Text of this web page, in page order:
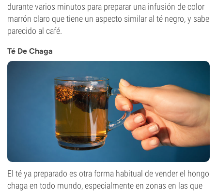
durante varios minutos para preparar una infusión de color
marrón claro que tiene un aspecto similar al té negro, y sabe
parecido al café.
Té De Chaga
El té ya preparado es otra forma habitual de vender el hongo
chaga en todo mundo, especialmente en zonas en las que